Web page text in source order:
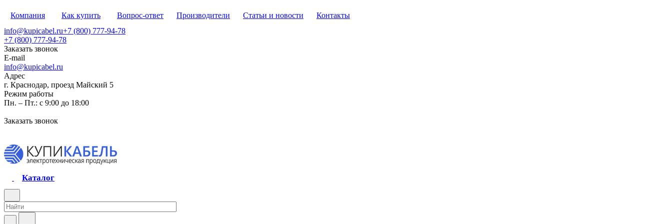
Компания Как купить Вопрос-ответ Производители Статьи и новости
Контакты
info@kupicabel.ru+7 (800) 777-94-78
+7 (800) 777-94-78
Заказать звонок
E-mail
info@kupicabel.ru
Адрес
г. Краснодар, проезд Майский 5
Режим работы
Пн. – Пт.: с 9:00 до 18:00
Заказать звонок
Каталог